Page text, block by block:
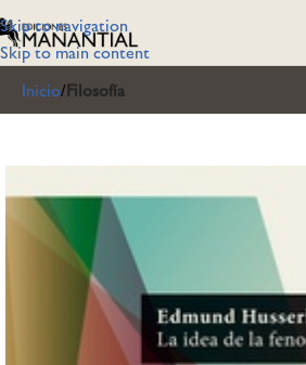
Skip to navigation
Skip to main content
Inicio Filosofía